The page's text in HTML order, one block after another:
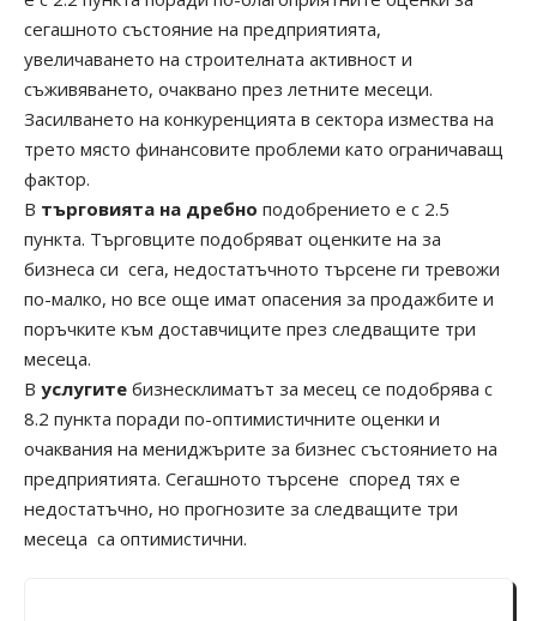
сегашното състояние на предприятията,
увеличаването на строителната активност и
съживяването, очаквано през летните месеци.
Засилването на конкуренцията в сектора измества на
трето място финансовите проблеми като ограничаващ
фактор.
В търговията на дребно подобрението е с 2.5
пункта. Търговците подобряват оценките на за
бизнеса си сега, недостатъчното търсене ги тревожи
по-малко, но все още имат опасения за продажбите и
поръчките към доставчиците през следващите три
месеца.
В услугите бизнесклиматът за месец се подобрява с
8.2 пункта поради по-оптимистичните оценки и
очаквания на мениджърите за бизнес състоянието на
предприятията. Сегашното търсене според тях е
недостатъчно, но прогнозите за следващите три
месеца са оптимистични.